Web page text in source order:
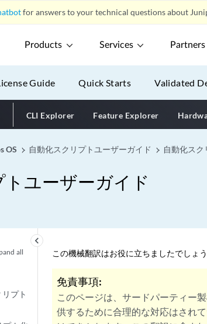
for answers to your technical questions about
Products Services Partners
Guide Quick Starts Validated
CLI Explorer Feature Explorer
OS 自動化スクリプトユーザーガイド 自動化スク
ユーザーガイド
keyboard_arrow_left
all
プト
この機械翻訳はお役に立ちましたでしょ
免責事項:
このページは、サードパーティー
供するために合理的な対応はされ